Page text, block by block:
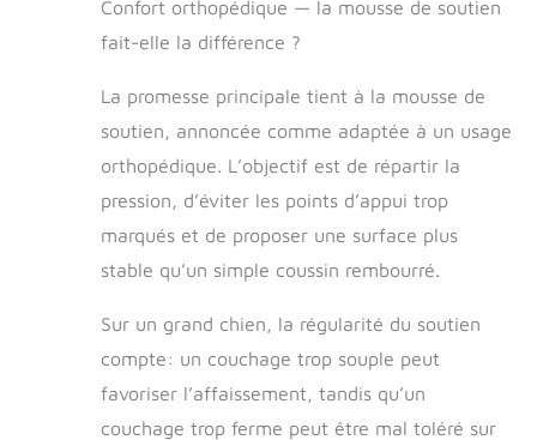
un luxueux motif
articulé en
comme matériau
de surface, la
surface douce
confortable offre
calme et anti-
anxiété pour votre
compagnie,
permettant à
Confort orthopédique — la mousse de soutien
fait-elle la différence ?
La promesse principale tient à la mousse de
soutien, annoncée comme adaptée à un usage
orthopédique. L’objectif est de répartir la
pression, d’éviter les points d’appui trop
marqués et de proposer une surface plus
stable qu’un simple coussin rembourré.
Sur un grand chien, la régularité du soutien
compte: un couchage trop souple peut
favoriser l’affaissement, tandis qu’un
couchage trop ferme peut être mal toléré sur